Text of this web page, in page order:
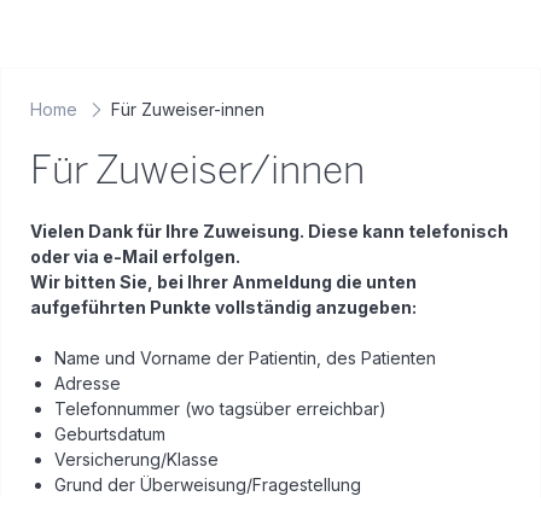
Home Für Zuweiser-innen
Für Zuweiser/innen
Vielen Dank für Ihre Zuweisung. Diese kann telefonisch
oder via e-Mail erfolgen.
Wir bitten Sie, bei Ihrer Anmeldung die unten
aufgeführten Punkte vollständig anzugeben:
Name und Vorname der Patientin, des Patienten
Adresse
Telefonnummer (wo tagsüber erreichbar)
Geburtsdatum
Versicherung/Klasse
Grund der Überweisung/Fragestellung